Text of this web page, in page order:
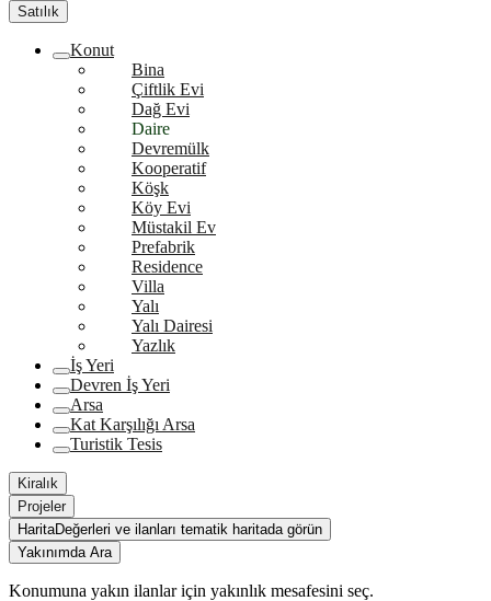
Satılık
Konut
Bina
Çiftlik Evi
Dağ Evi
Daire
Devremülk
Kooperatif
Köşk
Köy Evi
Müstakil Ev
Prefabrik
Residence
Villa
Yalı
Yalı Dairesi
Yazlık
İş Yeri
Devren İş Yeri
Arsa
Kat Karşılığı Arsa
Turistik Tesis
Kiralık
Projeler
HaritaDeğerleri ve ilanları tematik haritada görün
Yakınımda Ara
Konumuna yakın ilanlar için yakınlık mesafesini seç.